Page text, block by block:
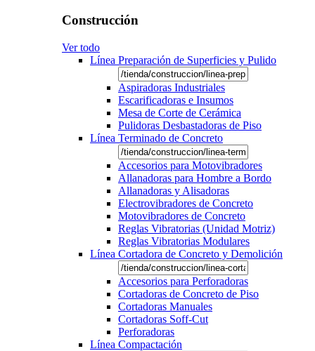
Construcción
Ver todo
Línea Preparación de Superficies y Pulido
Aspiradoras Industriales
Escarificadoras e Insumos
Mesa de Corte de Cerámica
Pulidoras Desbastadoras de Piso
Línea Terminado de Concreto
Accesorios para Motovibradores
Allanadoras para Hombre a Bordo
Allanadoras y Alisadoras
Electrovibradores de Concreto
Motovibradores de Concreto
Reglas Vibratorias (Unidad Motriz)
Reglas Vibratorias Modulares
Línea Cortadora de Concreto y Demolición
Accesorios para Perforadoras
Cortadoras de Concreto de Piso
Cortadoras Manuales
Cortadoras Soff-Cut
Perforadoras
Línea Compactación